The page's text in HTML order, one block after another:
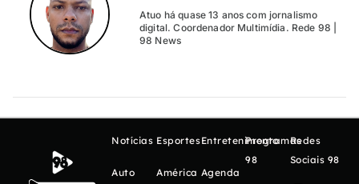
Atuo há quase 13 anos com jornalismo
digital. Coordenador Multimídia. Rede 98 |
98 News
Notícias
Auto
Esportes
América
Entretenimento
Agenda
Programas
98
Redes
Sociais 98